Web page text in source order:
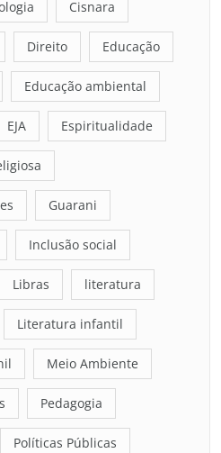
Cisnara
Direito Educação
Educação ambiental
EJA Espiritualidade
Guarani
Inclusão social
Libras literatura
Literatura infantil
Meio Ambiente
Pedagogia
Políticas Públicas